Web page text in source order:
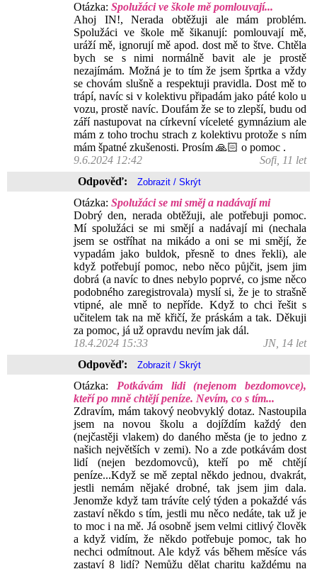
Otázka: Spolužáci ve škole mě pomlouvají...
Ahoj IN!, Nerada obtěžuji ale mám problém.
Spolužáci ve škole mě šikanují: pomlouvají mě,
uráží mě, ignorují mě apod. dost mě to štve. Chtěla
bych se s nimi normálně bavit ale je prostě
nezajímám. Možná je to tím že jsem šprtka a vždy
se chovám slušně a respektuji pravidla. Dost mě to
trápí, navíc si v kolektivu připadám jako páté kolo u
vozu, prostě navíc. Doufám že se to zlepší, budu od
září nastupovat na církevní víceleté gymnázium ale
mám z toho trochu strach z kolektivu protože s ním
mám špatné zkušenosti. Prosím 🙏🏻 o pomoc .
9.6.2024 12:42
Sofi, 11 let
Odpověď:
Otázka: Spolužáci se mi směj a nadávají mi
Dobrý den, nerada obtěžuji, ale potřebuji pomoc.
Mí spolužáci se mi smějí a nadávají mi (nechala
jsem se ostříhat na mikádo a oni se mi smějí, že
vypadám jako buldok, přesně to dnes řekli), ale
když potřebují pomoc, nebo něco půjčit, jsem jim
dobrá (a navíc to dnes nebylo poprvé, co jsme něco
podobného zaregistrovala) myslí si, že je to strašně
vtipné, ale mně to nepříde. Když to chci řešit s
učitelem tak na mě křičí, že práskám a tak. Děkuji
za pomoc, já už opravdu nevím jak dál.
18.4.2024 15:33
JN, 14 let
Odpověď:
Otázka: Potkávám lidi (nejenom bezdomovce),
kteří po mně chtějí peníze. Nevím, co s tím...
Zdravím, mám takový neobvyklý dotaz. Nastoupila
jsem na novou školu a dojíždím každý den
(nejčastěji vlakem) do daného města (je to jedno z
našich největších v zemi). No a zde potkávám dost
lidí (nejen bezdomovců), kteří po mě chtějí
peníze...Když se mě zeptal někdo jednou, dvakrát,
jestli nemám nějaké drobné, tak jsem jim dala.
Jenomže když tam trávíte celý týden a pokaždé vás
zastaví někdo s tím, jestli mu něco nedáte, tak už je
to moc i na mě. Já osobně jsem velmi citlivý člověk
a když vidím, že někdo potřebuje pomoc, tak ho
nechci odmítnout. Ale když vás během měsíce vás
zastaví 8 lidí? Nemůžu dělat charitu každému na